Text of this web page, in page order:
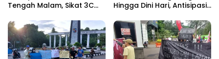
Tengah Malam, Sikat 3C
Kabupaten Bogor
Hingga Dini Hari, Antisipasi
Selama Ramadan